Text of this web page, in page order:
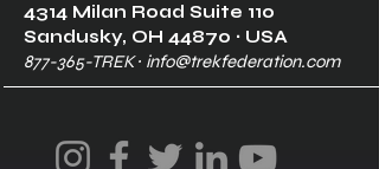
4314 Milan Road Suite 110
Sandusky, OH 44870 ∙ USA
877-365-TREK ∙ info@trekfederation.com